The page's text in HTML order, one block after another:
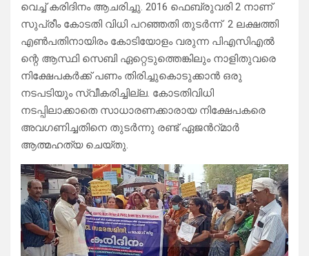
വെച്ച് കരിദിനം ആചരിച്ചു. 2016 ഫെബ്രുവരി 2 നാണ്
സുപ്രീം കോടതി വിധി പറഞ്ഞതി തുടർന്ന് 2 ലക്ഷത്തി
എൺപതിനായിരം കോടിയോളം വരുന്ന പിഎസിഎൽ
ന്റെ ആസ്ഥി സെബി ഏറ്റെടുത്തെങ്കിലും നാളിതുവരെ
നിക്ഷേപകർക്ക് പണം തിരിച്ചുകൊടുക്കാൻ ഒരു
നടപടിയും സ്വീകരിച്ചില്ല. കോടതിവിധി
നടപ്പിലാക്കാതെ സാധാരണക്കാരായ നിക്ഷേപകരെ
അവഗണിച്ചതിനെ തുടർന്നു രണ്ട് ഏജൻറ്മാർ
ആത്മഹത്യ ചെയ്തു.